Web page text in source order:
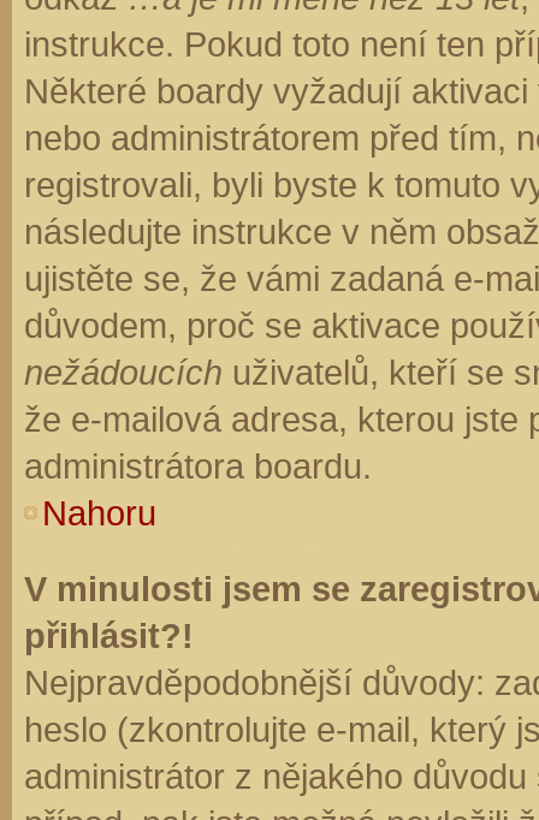
instrukce. Pokud toto není ten
Některé boardy vyžadují
nebo administrátorem před tím,
registrovali, byli byste k tomuto
následujte instrukce v něm
ujistěte se, že vámi zadaná e-
důvodem, proč se aktivace
nežádoucích uživatelů, kteří se
že e-mailová adresa, kterou jste
administrátora boardu.
Nahoru
V minulosti jsem se
přihlásit?!
Nejpravděpodobnější důvody:
heslo (zkontrolujte e-mail, který
administrátor z nějakého